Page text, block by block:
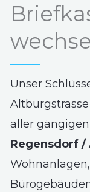
Unser
aller gängigen
Regensdorf /